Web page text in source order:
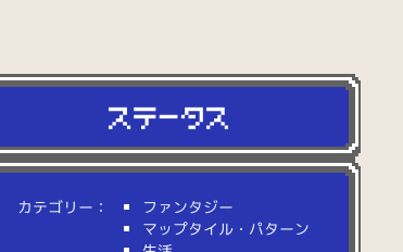
カテゴリー：
ファンタジー
マップタイル・パターン